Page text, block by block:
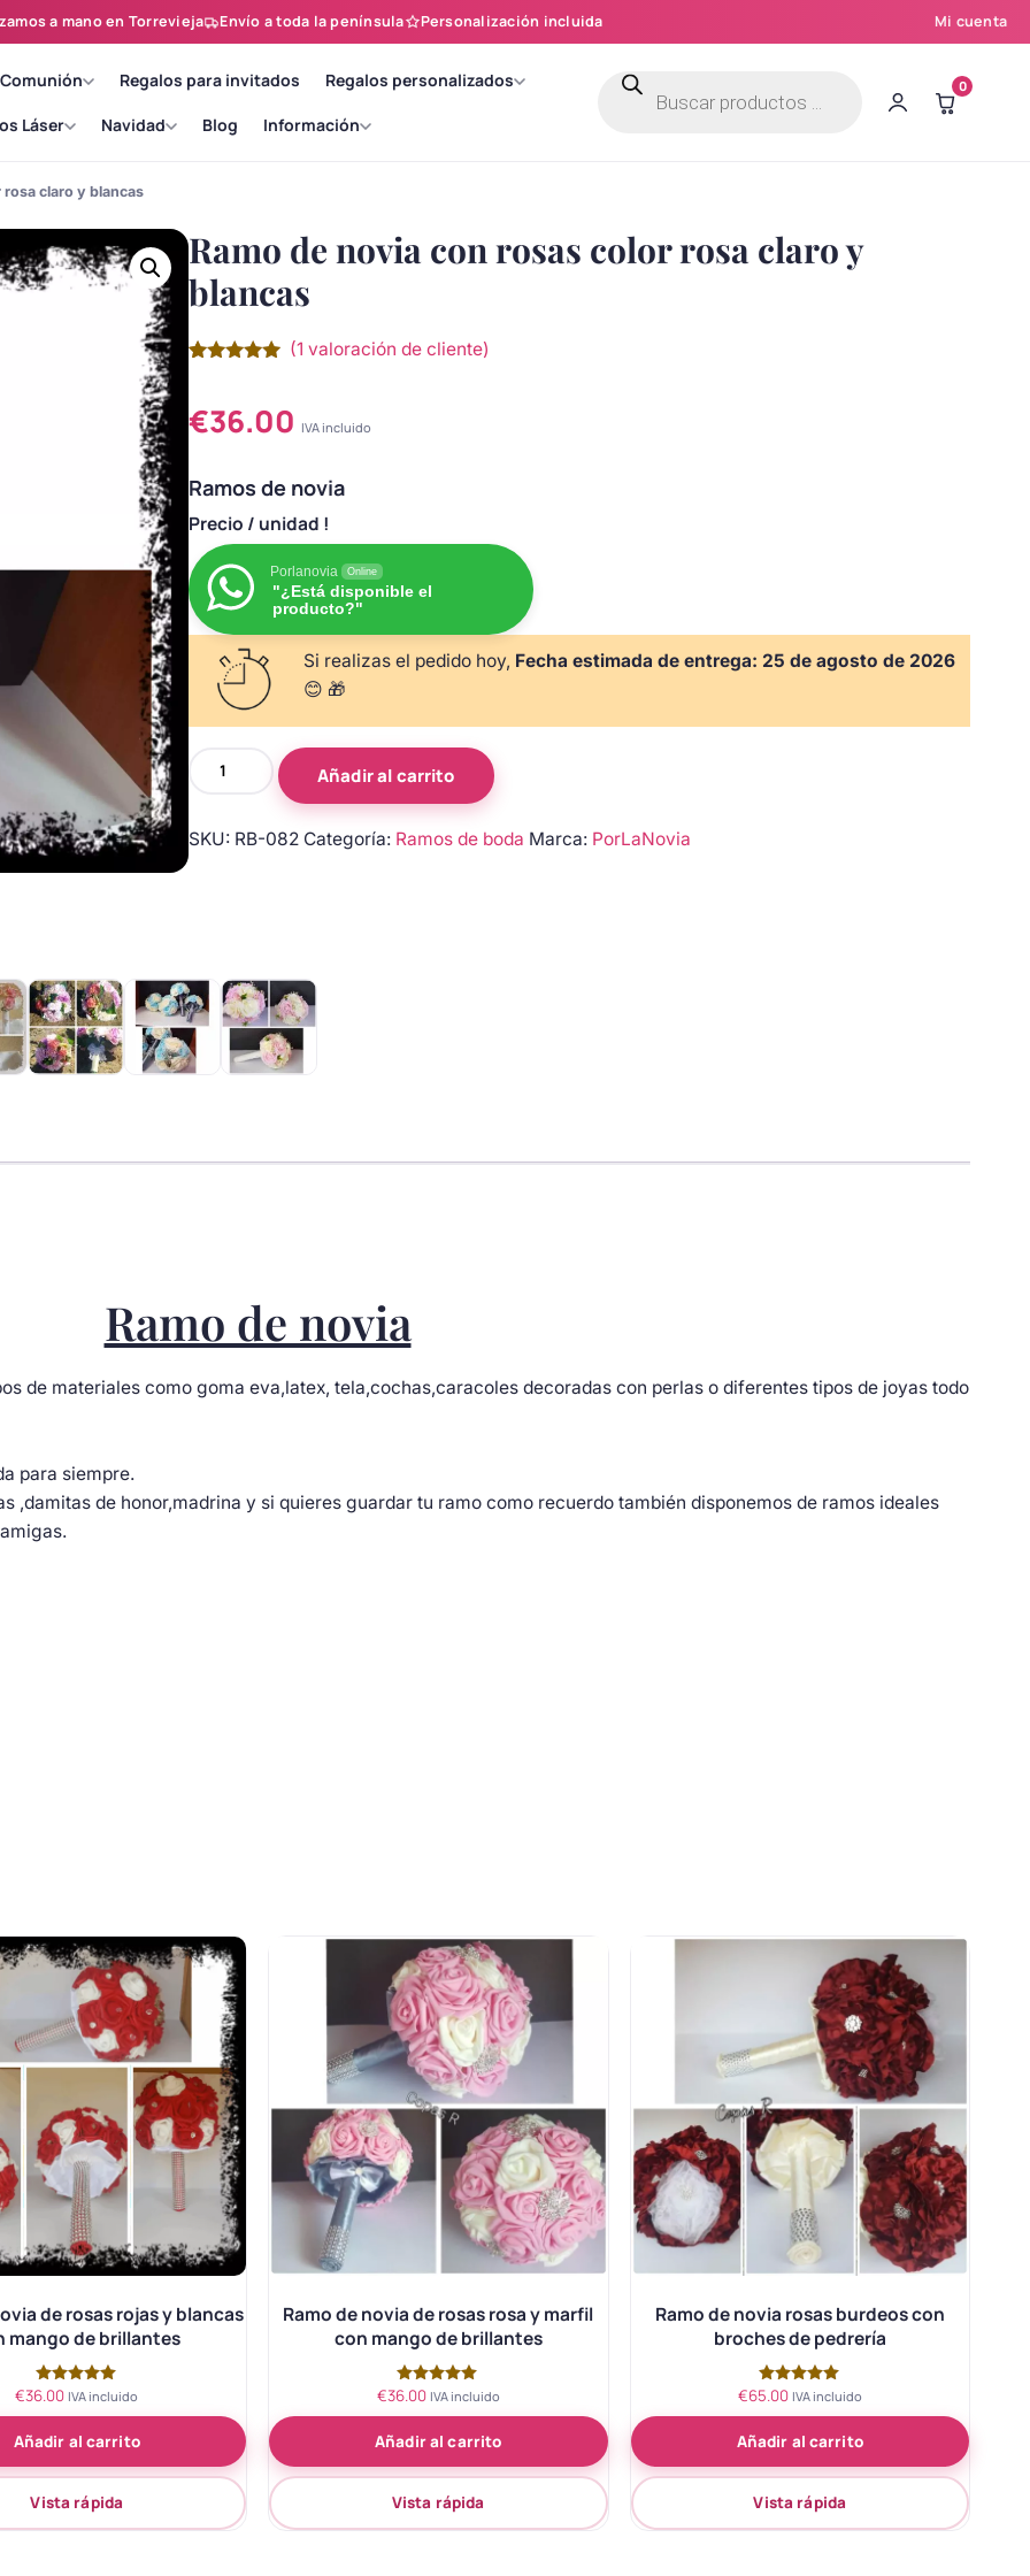
a mano en Torrevieja Envío a toda la península Personalización incluida Mi cuenta
Regalos para invitados Regalos personalizados
Láser Navidad Blog Información
Búsqueda
productos
0
rosa claro y blancas
Ramo de novia con rosas color rosa claro y
blancas
5 en base
avaloración
(1 valoración de cliente)
€36.00 IVA incluido
Ramos de novia
Precio / unidad !
Porlanovia Online
"¿Está disponible el
producto?"
Si realizas el pedido hoy, Fecha estimada de entrega: 25 de agosto de 2026
😊 🎁
Ramo
con
y
blancas
cantidad
Añadir al carrito
SKU: RB-082 Categoría: Ramos de boda Marca: PorLaNovia
Ramo de novia
de materiales como goma eva,latex, tela,cochas,caracoles decoradas con perlas o diferentes tipos de joyas todo
para siempre.
,damitas de honor,madrina y si quieres guardar tu ramo como recuerdo también disponemos de ramos ideales
de rosas rojas y blancas
mango de brillantes
Valorado
de 5
€36.00 IVA incluido
Añadir al carrito
Vista rápida
Ramo de novia de rosas rosa y marfil
con mango de brillantes
Valorado
de 5
€36.00 IVA incluido
Añadir al carrito
Vista rápida
Ramo de novia rosas burdeos con
broches de pedrería
Valorado
de 5
€65.00 IVA incluido
Añadir al carrito
Vista rápida